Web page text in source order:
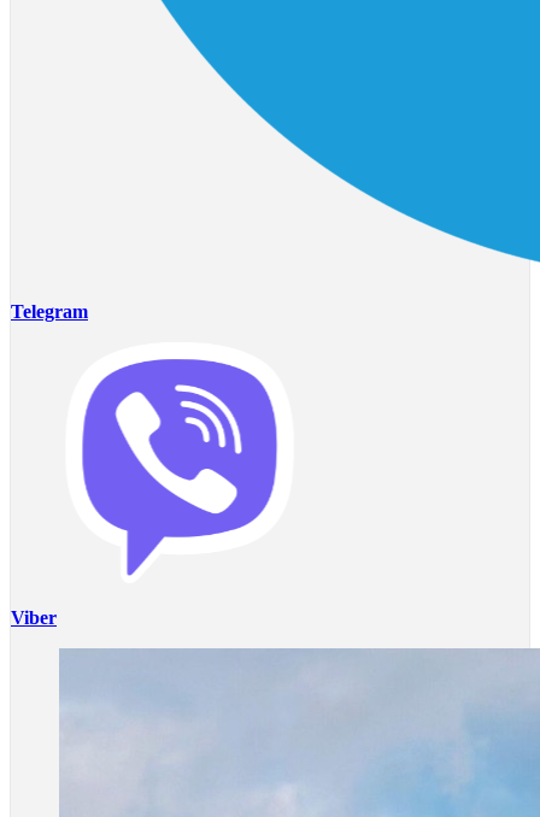
Telegram
Viber